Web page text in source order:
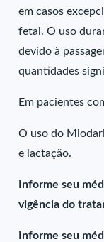
em casos
fetal. O uso
devido à
quantidades
Em pacientes
O uso do
e lactação.
Informe seu
vigência do
Informe seu